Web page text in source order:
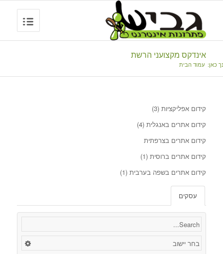
אינדקס מקצועני הרשת
כאן: עמוד הבית
קידום אפליקציות(3)
קידום אתרים באנגלית(4)
קידום אתרים בצרפתית
קידום אתרים ברוסית(1)
קידום אתרים בשפה בערבית(1)
עסקים